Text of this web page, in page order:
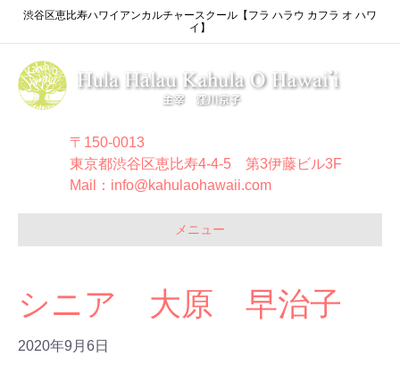
渋谷区恵比寿ハワイアンカルチャースクール【フラ ハラウ カフラ オ ハワ
イ】
〒150-0013
東京都渋谷区恵比寿4-4-5 第3伊藤ビル3F
Mail：info@kahulaohawaii.com
メニュー
シニア 大原 早治子
2020年9月6日